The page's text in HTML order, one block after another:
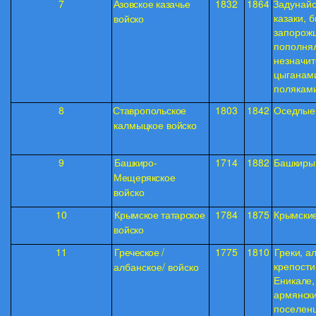
7
Азовское казачье
войско
1832 1864
казаки,
8
Ставропольское
калмыцкое войско
1803 1842
9
Башкиро-
Мещерякское
войско
1714 1882
10
Крымское татарское
войско
1784 1875
11 Греческое/
албанское/ войско
1775 1810 Греки,
Еникале,